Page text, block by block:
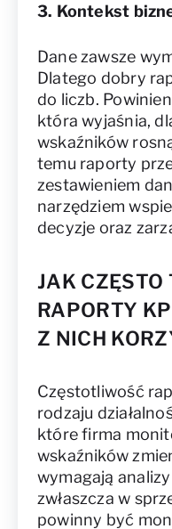
3. Kontekst
Dane zawsze
Dlatego dobry
do liczb.
która wyjaśnia,
wskaźników
temu raporty
zestawieniem
narzędziem
decyzje oraz
JAK CZĘSTO
RAPORTY
Z NICH
Częstotliwość
rodzaju
które firma
wskaźników
wymagają
zwłaszcza w
powinny być